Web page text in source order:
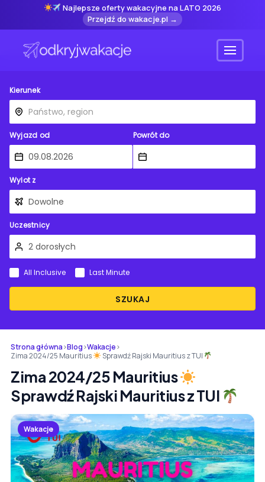
Najlepsze oferty wakacyjne na LATO 2026
Przejdź do wakacje.pl →
Menu
Kierunek
Wyjazd od Powrót do
Wylot z
Uczestnicy
SZUKAJ
All Inclusive Last Minute
Strona główna›Blog›Wakacje›
Zima 2024/25 Mauritius
Sprawdź Rajski Mauritius z TUI
Zima 2024/25 Mauritius
Sprawdź Rajski Mauritius z TUI
Wakacje